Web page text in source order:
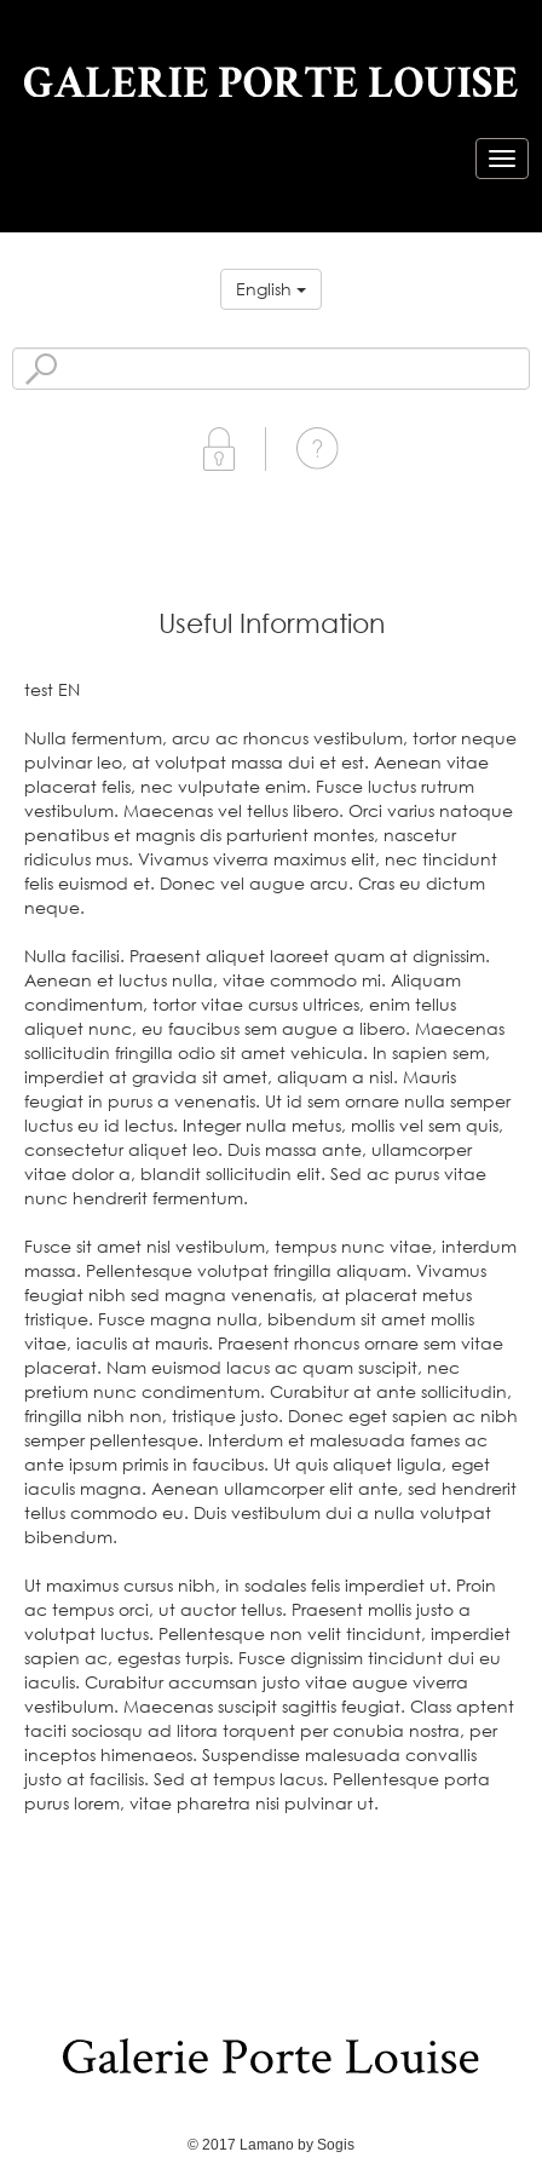
English
Useful Information
test EN
Nulla fermentum, arcu ac rhoncus vestibulum, tortor neque
pulvinar leo, at volutpat massa dui et est. Aenean vitae
placerat felis, nec vulputate enim. Fusce luctus rutrum
vestibulum. Maecenas vel tellus libero. Orci varius natoque
penatibus et magnis dis parturient montes, nascetur
ridiculus mus. Vivamus viverra maximus elit, nec tincidunt
felis euismod et. Donec vel augue arcu. Cras eu dictum
neque.
Nulla facilisi. Praesent aliquet laoreet quam at dignissim.
Aenean et luctus nulla, vitae commodo mi. Aliquam
condimentum, tortor vitae cursus ultrices, enim tellus
aliquet nunc, eu faucibus sem augue a libero. Maecenas
sollicitudin fringilla odio sit amet vehicula. In sapien sem,
imperdiet at gravida sit amet, aliquam a nisl. Mauris
feugiat in purus a venenatis. Ut id sem ornare nulla semper
luctus eu id lectus. Integer nulla metus, mollis vel sem quis,
consectetur aliquet leo. Duis massa ante, ullamcorper
vitae dolor a, blandit sollicitudin elit. Sed ac purus vitae
nunc hendrerit fermentum.
Fusce sit amet nisl vestibulum, tempus nunc vitae, interdum
massa. Pellentesque volutpat fringilla aliquam. Vivamus
feugiat nibh sed magna venenatis, at placerat metus
tristique. Fusce magna nulla, bibendum sit amet mollis
vitae, iaculis at mauris. Praesent rhoncus ornare sem vitae
placerat. Nam euismod lacus ac quam suscipit, nec
pretium nunc condimentum. Curabitur at ante sollicitudin,
fringilla nibh non, tristique justo. Donec eget sapien ac nibh
semper pellentesque. Interdum et malesuada fames ac
ante ipsum primis in faucibus. Ut quis aliquet ligula, eget
iaculis magna. Aenean ullamcorper elit ante, sed hendrerit
tellus commodo eu. Duis vestibulum dui a nulla volutpat
bibendum.
Ut maximus cursus nibh, in sodales felis imperdiet ut. Proin
ac tempus orci, ut auctor tellus. Praesent mollis justo a
volutpat luctus. Pellentesque non velit tincidunt, imperdiet
sapien ac, egestas turpis. Fusce dignissim tincidunt dui eu
iaculis. Curabitur accumsan justo vitae augue viverra
vestibulum. Maecenas suscipit sagittis feugiat. Class aptent
taciti sociosqu ad litora torquent per conubia nostra, per
inceptos himenaeos. Suspendisse malesuada convallis
justo at facilisis. Sed at tempus lacus. Pellentesque porta
purus lorem, vitae pharetra nisi pulvinar ut.
© 2017 Lamano by Sogis